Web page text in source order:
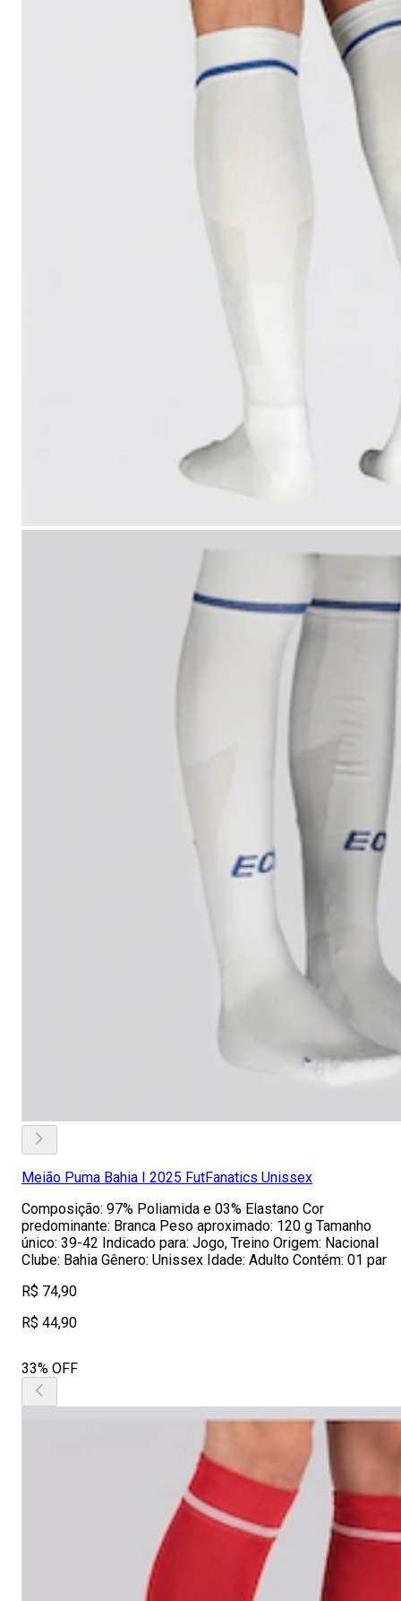
Meião Puma Bahia I 2025 FutFanatics Unissex
Composição: 97% Poliamida e 03% Elastano Cor
predominante: Branca Peso aproximado: 120 g Tamanho
único: 39-42 Indicado para: Jogo, Treino Origem: Nacional
Clube: Bahia Gênero: Unissex Idade: Adulto Contém: 01 par
R$ 74,90
R$ 44,90
33% OFF